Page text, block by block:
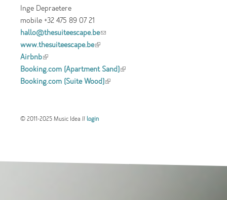
Inge Depraetere
mobile +32 475 89 07 21
hallo@thesuiteescape.be(link sends e-mail)
www.thesuiteescape.be(link is external)
Airbnb(link is external)
Booking.com (Apartment Sand)(link is
Booking.com (Suite Wood)(link is external)
© 2011-2025 Music Idea //login